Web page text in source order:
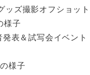
ッズ撮影オフショット
様子
表＆試写会イベント
様子